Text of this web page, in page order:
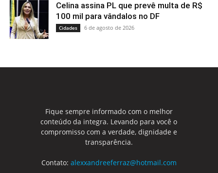
Celina assina PL que prevê multa de R$
100 mil para vândalos no DF
Cidades 6 de agosto de 2026
Fique sempre informado com o melhor
conteúdo da integra. Levando para você o
compromisso com a verdade, dignidade e
transparência.
Contato: alexxandreeferraz@hotmail.com